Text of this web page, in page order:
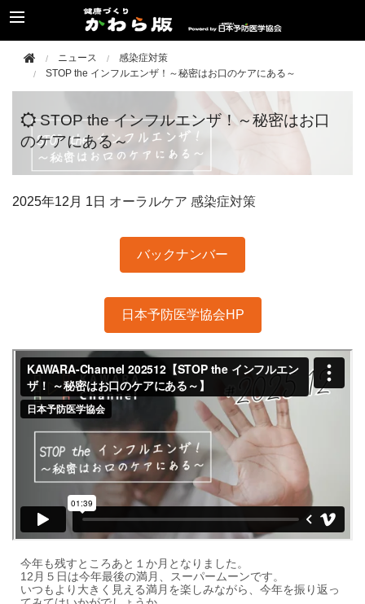
ニュース
感染症対策
STOP the インフルエンザ！～秘密はお口のケアにある～
STOP the インフルエンザ！～秘密はお口
のケアにある～
2025年12月 1日 オーラルケア 感染症対策